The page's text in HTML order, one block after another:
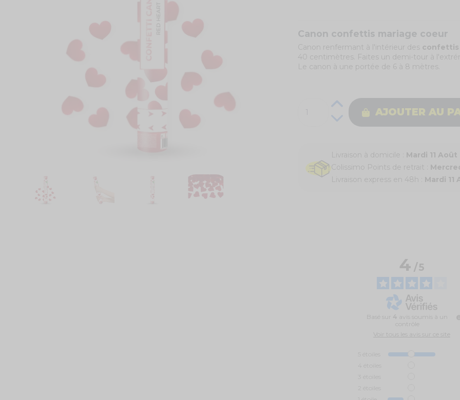
Canon confettis mariage coeur
Canon renfermant à l'intérieur des confettis
40 centimètres. Faites un demi-tour à
Le canon à une portée de 6 à 8 mètres.
AJOUTER AU
Livraison à domicile : Mardi 11
Colissimo Points de retrait :
Livraison express en 48h : Mardi 11
4/5
Basé sur
avis soumis à un
contrôle
Voir tous les avis sur ce site